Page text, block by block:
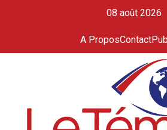
08 août 2026
A ProposContact